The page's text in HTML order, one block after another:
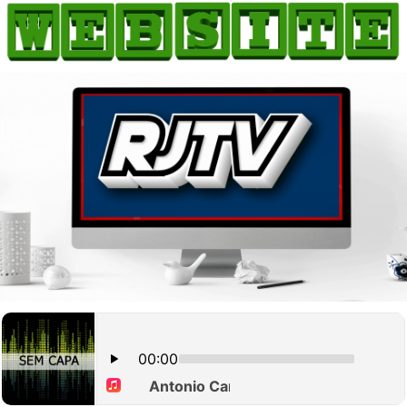
JORNAIS DO BRASIL
PODCAST/NOTÍCIAS
AS NOTÍCIAS DO DIA
CANAL 3CLIMAS
ACONTECEU...VIROU MANCHETE!
BLOGS & COLUNAS
AGÊNCIA DE NOTÍCIAS
CNN BRASIL